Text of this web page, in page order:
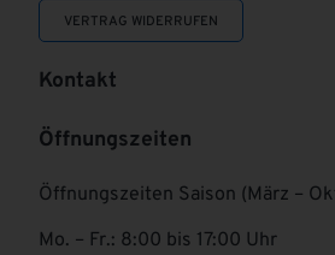
VERTRAG WIDERRUFEN
Kontakt
Öffnungszeiten
Öffnungszeiten Saison (März –
Mo. – Fr.: 8:00 bis 17:00 Uhr